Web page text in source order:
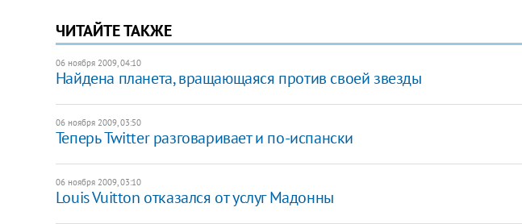
ЧИТАЙТЕ ТАКЖЕ
06 ноября 2009, 04:10
Найдена планета, вращающаяся против своей звезды
06 ноября 2009, 03:50
Теперь Twitter разговаривает и по-испански
06 ноября 2009, 03:10
Louis Vuitton отказался от услуг Мадонны